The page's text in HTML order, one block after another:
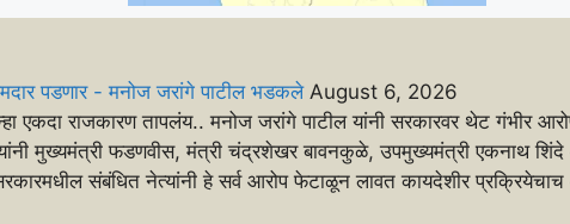
पडणार - मनोज जरांगे पाटील भडकले August 6, 2026
एकदा राजकारण तापलंय.. मनोज जरांगे पाटील यांनी सरकारवर थेट गंभीर
मुख्यमंत्री फडणवीस, मंत्री चंद्रशेखर बावनकुळे, उपमुख्यमंत्री एकनाथ शिंदे
संबंधित नेत्यांनी हे सर्व आरोप फेटाळून लावत कायदेशीर प्रक्रियेचाच